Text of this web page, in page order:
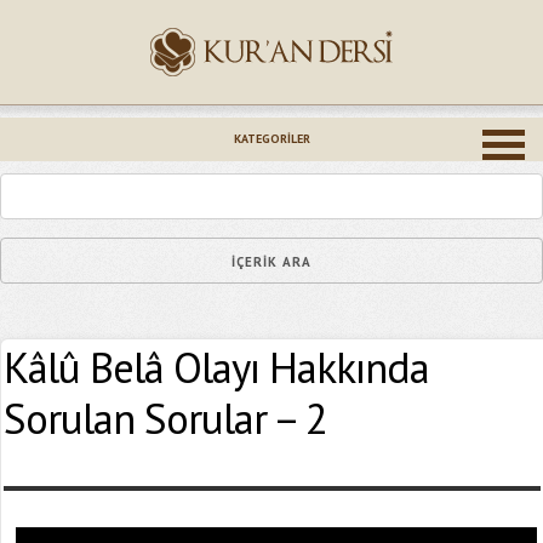
KATEGORILER
Kâlû Belâ Olayı Hakkında
Sorulan Sorular – 2
Epostanız (*)
Yaşadığınız Hatanın Ayrıntıları